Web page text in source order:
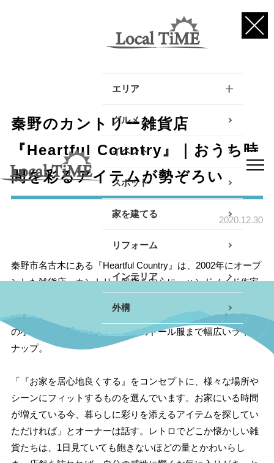
エリア
逗子・葉山・三浦エリア
鎌倉・大船エリア
藤沢・辻堂・江ノ島エリ
ア
茅ヶ崎・寒川エリア
平塚エリア
大磯・二宮エリア
小田原エリア
南足柄・開成・山北エリ
ア
秦野・伊勢原エリア
その他
グルメ
イベント
スポット
家を建てる
リフォーム
インテリア
外構
秦野のカントリー雑貨店
『Heartful Country』｜おうち時
間を彩るアイテムが勢ぞろい
2020.12.30
秦野市名古木にある『Heartful Country』は、2002年にオープ
ンした雑貨店。カントリー雑貨を中心に、ハンドメイド作家
揃えている。その数はなんと数万点におよび、キッチン周り
の小物から照明、ハンドメイドのドール服まで幅広いライン
ナップ。
「『お家を居心地良くする』をコンセプトに、様々な場所や
シーンにフィットするものを選んでいます。お家にいる時間
が増えている今、暮らしに彩りを添えるアイテムを探してい
ただければ」とオーナーは話す。レトロでどこか懐かしい雑
貨たちは、1日見ていても飽きないほどの量とかわいらし